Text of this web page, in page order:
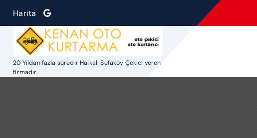
c
Harita
20 Yıldan fazla süredir Halkalı Sefaköy Çekici veren
firmadır.